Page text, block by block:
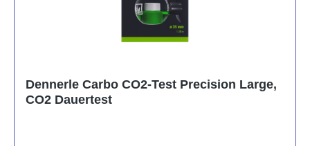
Dennerle Carbo CO2-Test Precision Large,
CO2 Dauertest